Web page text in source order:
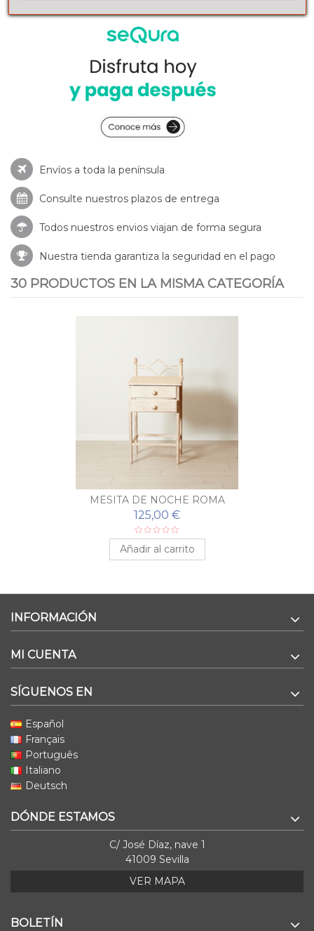
Envíos a toda la península
Consulte nuestros plazos de entrega
Todos nuestros envios viajan de forma segura
Nuestra tienda garantiza la seguridad en el pago
30 PRODUCTOS EN LA MISMA CATEGORÍA
MESITA DE NOCHE ROMA
125,00 €
Añadir al carrito
INFORMACIÓN
MI CUENTA
SÍGUENOS EN
Español
Français
Português
Italiano
Deutsch
DÓNDE ESTAMOS
C/ José Díaz, nave 1
41009 Sevilla
VER MAPA
BOLETÍN